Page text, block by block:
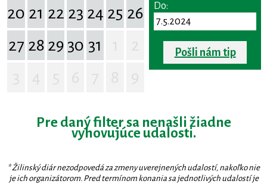
20 21 22 23 24 25 26
27 28 29 30 31
Do:
Pošli nám tip
Pre daný filter sa nenašli žiadne
vyhovujúce udalosti.
* Žilinský diár nezodpovedá za zmeny uverejnených udalostí, nakoľko nie
je ich organizátorom. Pred termínom konania sa jednotlivých udalostí je